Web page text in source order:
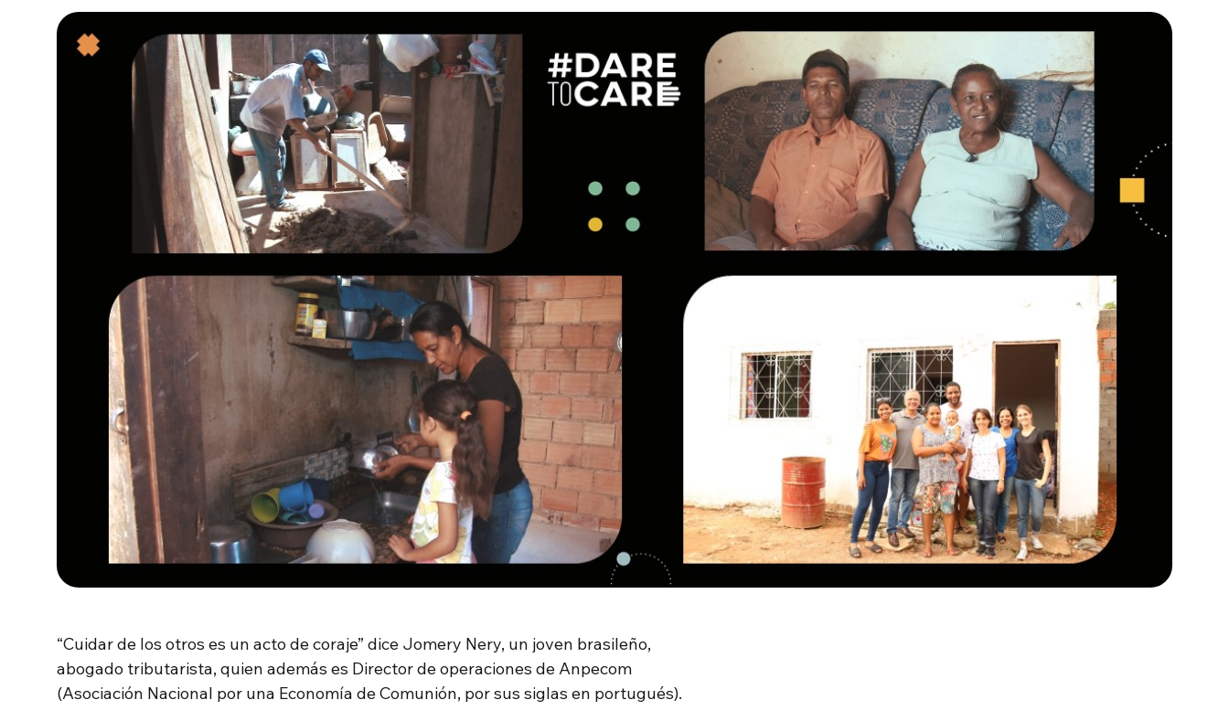
“Cuidar de los otros es un acto de coraje” dice Jomery Nery, un joven brasileño,
abogado tributarista, quien además es Director de operaciones de Anpecom
(Asociación Nacional por una Economía de Comunión, por sus siglas en portugués).